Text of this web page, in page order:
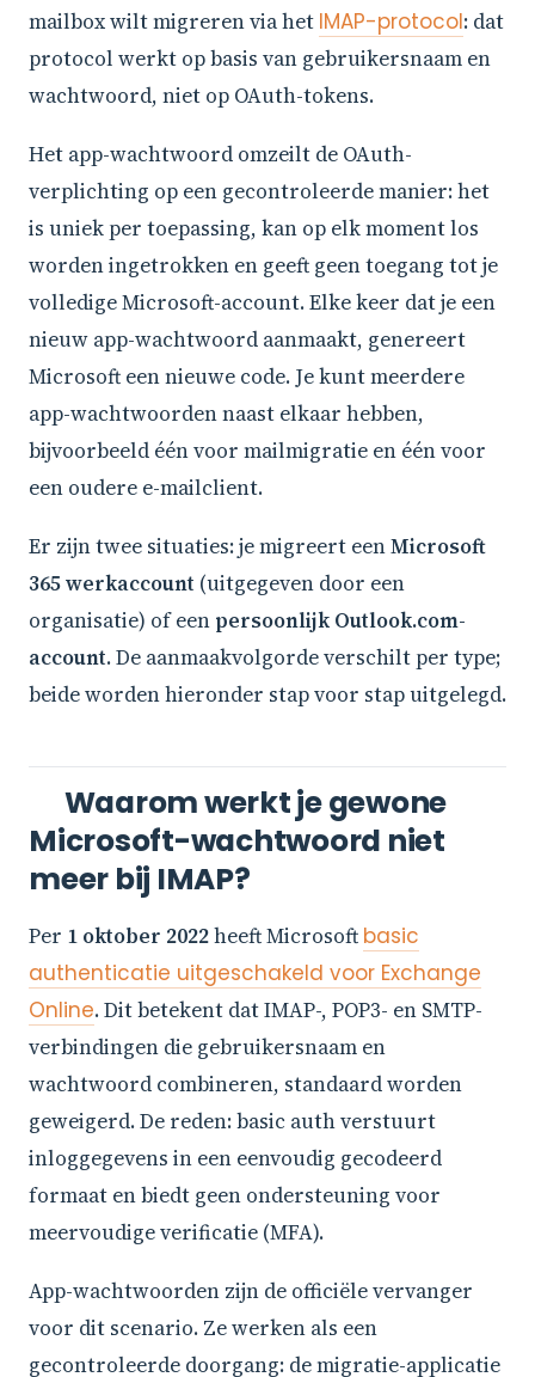
mailbox wilt migreren via het IMAP-protocol: dat
protocol werkt op basis van gebruikersnaam en
wachtwoord, niet op OAuth-tokens.
Het app-wachtwoord omzeilt de OAuth-
verplichting op een gecontroleerde manier: het
is uniek per toepassing, kan op elk moment los
worden ingetrokken en geeft geen toegang tot je
volledige Microsoft-account. Elke keer dat je een
nieuw app-wachtwoord aanmaakt, genereert
Microsoft een nieuwe code. Je kunt meerdere
app-wachtwoorden naast elkaar hebben,
bijvoorbeeld één voor mailmigratie en één voor
een oudere e-mailclient.
Er zijn twee situaties: je migreert eenMicrosoft
365 werkaccount (uitgegeven door een
organisatie) of een persoonlijk Outlook.com-
account. De aanmaakvolgorde verschilt per type;
beide worden hieronder stap voor stap uitgelegd.
Waarom werkt je gewone
Microsoft-wachtwoord niet
meer bij IMAP?
Per 1 oktober 2022heeft Microsoft basic
authenticatie uitgeschakeld voor Exchange
Online. Dit betekent dat IMAP-, POP3- en SMTP-
verbindingen die gebruikersnaam en
wachtwoord combineren, standaard worden
geweigerd. De reden: basic auth verstuurt
inloggegevens in een eenvoudig gecodeerd
formaat en biedt geen ondersteuning voor
meervoudige verificatie (MFA).
App-wachtwoorden zijn de officiële vervanger
voor dit scenario. Ze werken als een
gecontroleerde doorgang: de migratie-applicatie